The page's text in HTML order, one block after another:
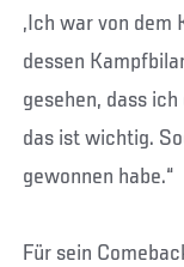
„Ich war von dem
dessen
gesehen, dass
das ist wichtig.
gewonnen habe.“
Für sein